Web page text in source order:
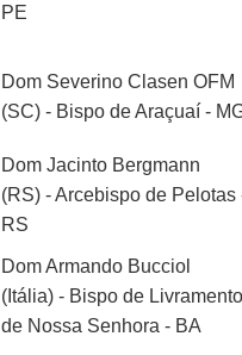
PE
Dom Severino Clasen OFM
(SC) - Bispo de Araçuaí -
Dom Jacinto Bergmann
(RS) - Arcebispo de Pelotas
RS
Dom Armando Bucciol
(Itália) - Bispo de
de Nossa Senhora - BA